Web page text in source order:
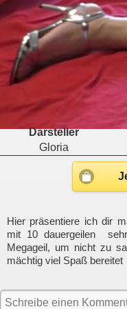
Darsteller
Gloria
Hier präsentiere ich dir
mit 10 dauergeilen
Megageil, um nicht zu
mächtig viel Spaß bereitet